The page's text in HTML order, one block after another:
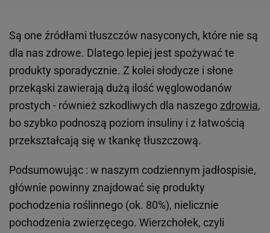
Są one źródłami tłuszczów nasyconych, które nie są
dla nas zdrowe. Dlatego lepiej jest spożywać te
produkty sporadycznie. Z kolei słodycze i słone
przekąski zawierają dużą ilość węglowodanów
prostych - również szkodliwych dla naszegozdrowia,
bo szybko podnoszą poziom insuliny i z łatwością
przekształcają się w tkankę tłuszczową.
Podsumowując : w naszym codziennym jadłospisie,
głównie powinny znajdować się produkty
pochodzenia roślinnego (ok. 80%), nielicznie
pochodzenia zwierzęcego. Wierzchołek, czyli